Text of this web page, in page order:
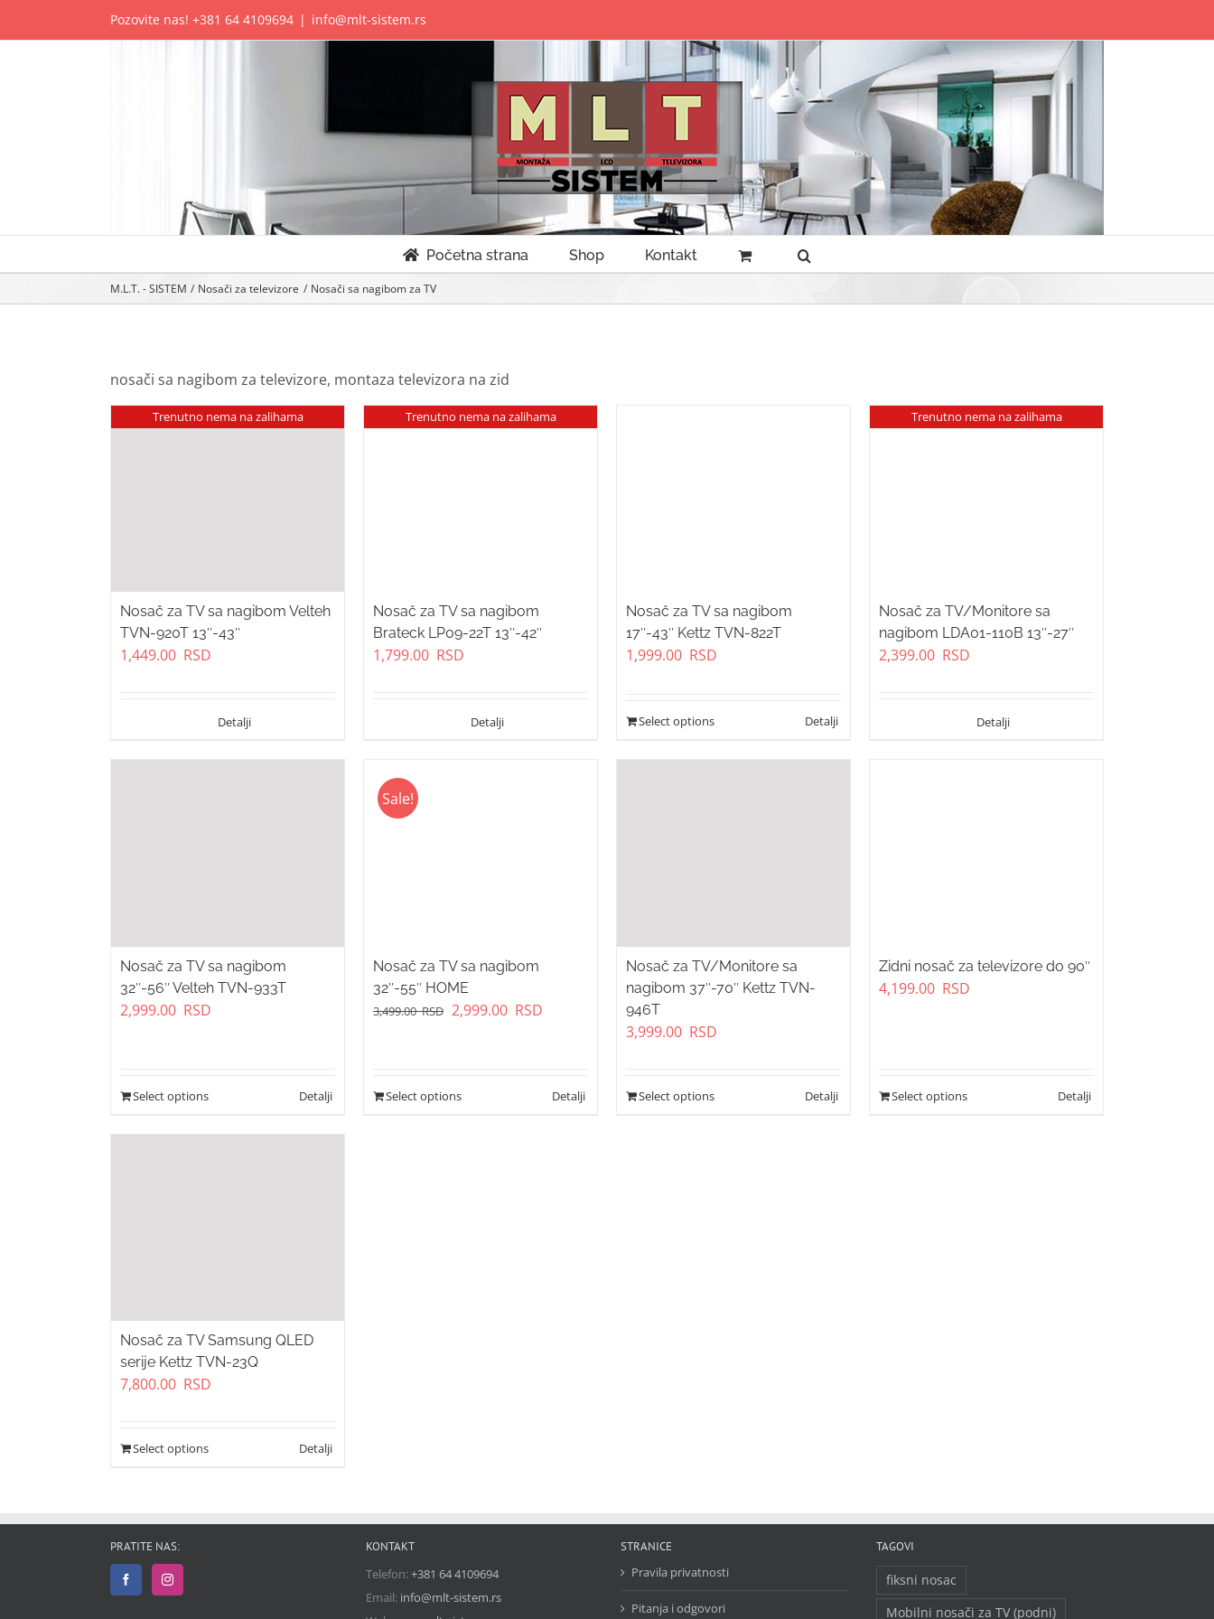
Pozovite nas! +381 64 4109694 | info@mlt-sistem.rs
Početna strana Shop Kontakt
M.L.T. - SISTEM Nosači za televizore Nosači sa nagibom za TV
nosači sa nagibom za televizore, montaza televizora na zid
Trenutno nema na zalihama
Nosač za TV sa nagibom Velteh
TVN-920T 13″-43″
1,449.00 RSD
Trenutno nema na zalihama
Nosač za TV sa nagibom
Brateck LP09-22T 13″-42″
1,799.00 RSD
Nosač za TV sa nagibom
17″-43″ Kettz TVN-822T
1,999.00 RSD
Select options
Trenutno nema na zalihama
Nosač za TV/Monitore sa
nagibom LDA01-110B 13″-27″
2,399.00 RSD
Nosač za TV sa nagibom
32″-56″ Velteh TVN-933T
2,999.00 RSD
Select options
Sale!
Nosač za TV sa nagibom
32″-55″ HOME
3,499.00RSD Original
RSD.
2,999.00 RSD
RSD.
Select options
Nosač za TV/Monitore sa
nagibom 37″-70″ Kettz TVN-
946T
3,999.00 RSD
Select options
Zidni nosač za televizore do 90″
4,199.00 RSD
Select options
Nosač za TV Samsung QLED
serije Kettz TVN-23Q
7,800.00 RSD
Select options
PRATITE NAS: KONTAKT
Telefon:+381 64 4109694
Email: info@mlt-sistem.rs
STRANICE
Pravila privatnosti
Pitanja i odgovori
TAGOVI
fiksni nosac
Mobilni nosači za TV (podni)